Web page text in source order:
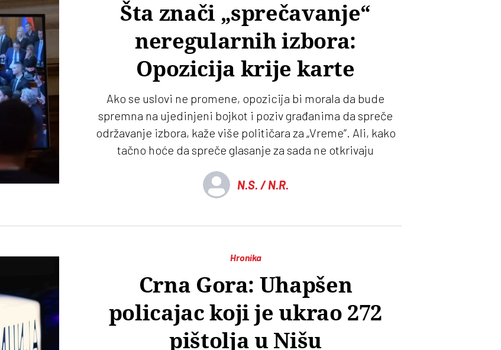
Šta znači „sprečavanje“
neregularnih izbora:
Opozicija krije karte
Ako se uslovi ne promene, opozicija bi morala da bude
spremna na ujedinjeni bojkot i poziv građanima da spreče
održavanje izbora, kaže više političara za „Vreme“. Ali, kako
tačno hoće da spreče glasanje za sada ne otkrivaju
N.S. / N.R.
Hronika
Crna Gora: Uhapšen
policajac koji je ukrao 272
pištolja u Nišu